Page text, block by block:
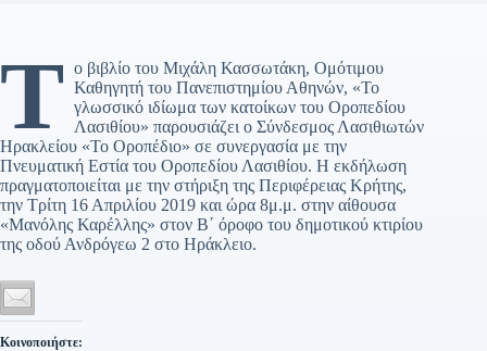
Τ ο βιβλίο του Μιχάλη Κασσωτάκη, Ομότιμου
Καθηγητή του Πανεπιστημίου Αθηνών, «Το
γλωσσικό ιδίωμα των κατοίκων του Οροπεδίου
Λασιθίου» παρουσιάζει ο Σύνδεσμος Λασιθιωτών
Ηρακλείου «Το Οροπέδιο» σε συνεργασία με την
Πνευματική Εστία του Οροπεδίου Λασιθίου. Η εκδήλωση
πραγματοποιείται με την στήριξη της Περιφέρειας Κρήτης,
την Τρίτη 16 Απριλίου 2019 και ώρα 8μ.μ. στην αίθουσα
«Μανόλης Καρέλλης» στον Β΄ όροφο του δημοτικού κτιρίου
της οδού Ανδρόγεω 2 στο Ηράκλειο.
Κοινοποιήστε: